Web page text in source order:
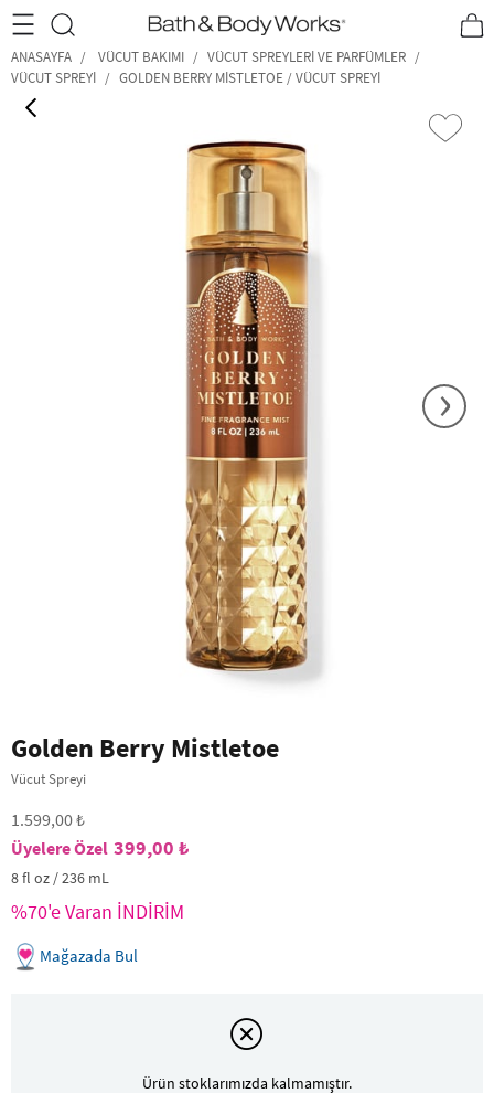
•2200₺ ve Üzeri Kargo Ücretsiz!• *Promosyon Detayları
ANASAYFA VÜCUT BAKIMI
VÜCUT SPREYLERI VE PARFÜMLER
VÜCUT SPREYI
GOLDEN BERRY MISTLETOE / VÜCUT SPREYI
›
Golden Berry Mistletoe
Vücut Spreyi
1.599,00 ₺
399,00 ₺
8 fl oz / 236 mL
%70'e Varan İNDİRİM
Mağazada Bul
Ürün stoklarımızda kalmamıştır.